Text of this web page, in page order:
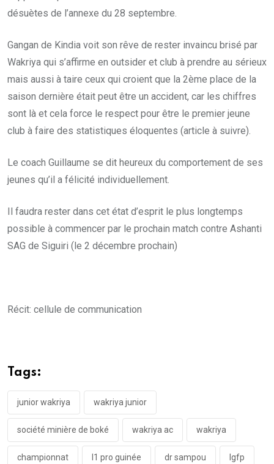
désuètes de l’annexe du 28 septembre.
Gangan de Kindia voit son rêve de rester invaincu brisé par
Wakriya qui s’affirme en outsider et club à prendre au sérieux
mais aussi à taire ceux qui croient que la 2ème place de la
saison dernière était peut être un accident, car les chiffres
sont là et cela force le respect pour être le premier jeune
club à faire des statistiques éloquentes (article à suivre).
Le coach Guillaume se dit heureux du comportement de ses
jeunes qu’il a félicité individuellement.
Il faudra rester dans cet état d’esprit le plus longtemps
possible à commencer par le prochain match contre Ashanti
SAG de Siguiri (le 2 décembre prochain)
Récit: cellule de communication
Tags:
junior wakriya wakriya junior
société minière de boké wakriya ac wakriya
championnat l1 pro guinée dr sampou lgfp